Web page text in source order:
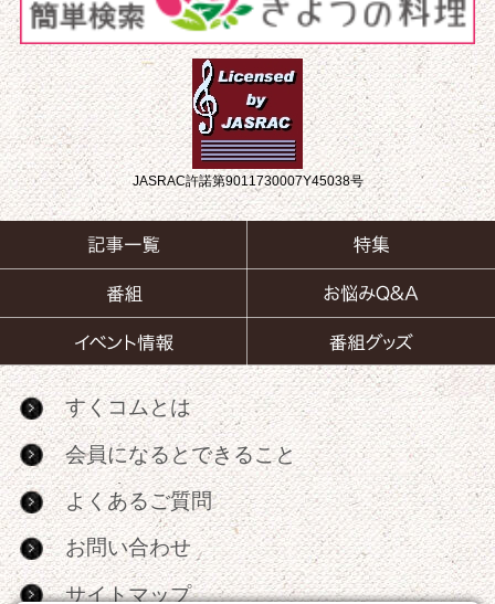
JASRAC許諾第9011730007Y45038号
すくコムとは
会員になるとできること
よくあるご質問
お問い合わせ
サイトマップ